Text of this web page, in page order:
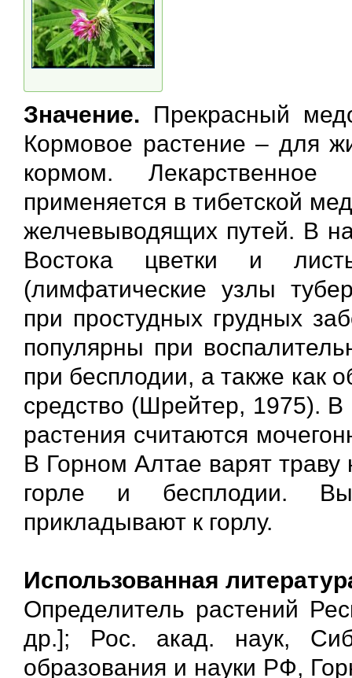
Значение. Прекрасный
Кормовое растение – для
кормом.
применяется в тибетской
желчевыводящих путей. В
Востока цветки и
(лимфатические узлы
при простудных грудных
популярны при
при бесплодии, а также
средство (Шрейтер, 1975).
растения считаются
В Горном Алтае варят
горле и бесплодии.
прикладывают к горлу.
Использованная
Определитель растений
др.]; Рос. акад. наук,
образования и науки РФ,